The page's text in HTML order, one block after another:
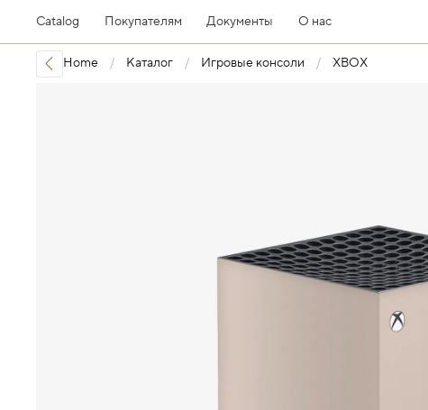
Catalog Покупателям Документы О нас
Home Каталог Игровые консоли XBOX